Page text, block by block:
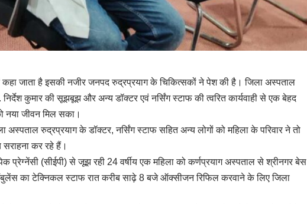
कहा जाता है इसकी नजीर जनपद रुद्रप्रयाग के चिकित्सकों ने पेश की है। जिला अस्पताल
कुमार की सूझबूझ और अन्य डॉक्टर एवं नर्सिंग स्टाफ की त्वरित कार्यवाही से एक बेहद
नया जीवन मिल सका।
रुद्रप्रयाग के डॉक्टर, नर्सिंग स्टाफ सहित अन्य लोगों को महिला के परिवार ने तो
सराहना कर रहे हैं।
प्रेग्नेंसी (सीईपी) से जूझ रही 24 वर्षीय एक महिला को कर्णप्रयाग अस्पताल से श्रीनगर बेस
का टेक्निकल स्टाफ रात करीब साढ़े 8 बजे ऑक्सीजन रिफिल करवाने के लिए जिला